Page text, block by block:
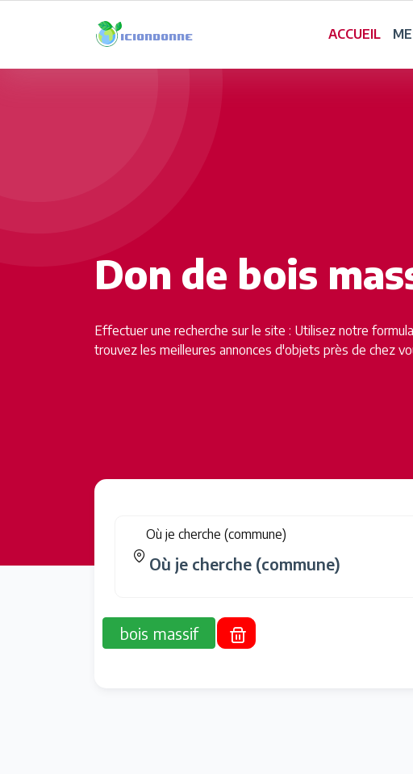
ACCUEIL
Don de bois
Effectuer une recherche sur le site : Utilisez notre
trouvez les meilleures annonces d'objets près de chez
Où je cherche (commune)
bois massif